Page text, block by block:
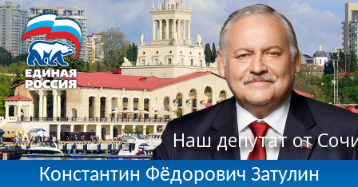
Наш депутат от
Константин Фёдорович Затулин